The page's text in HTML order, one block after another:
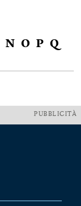
N O P Q
PUBBLICITÀ